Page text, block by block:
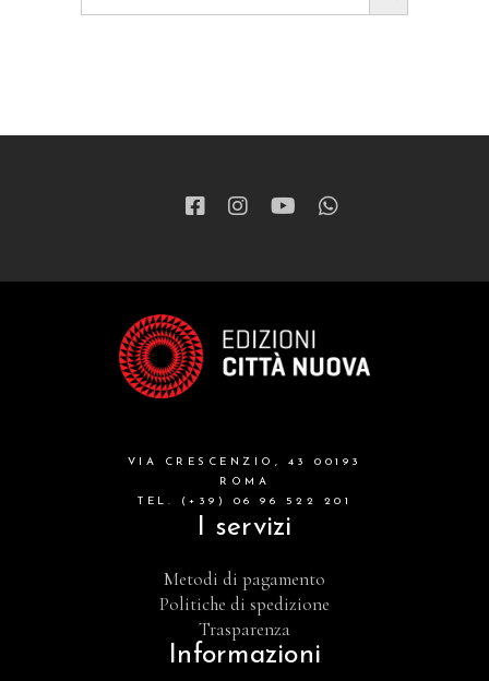
VIA CRESCENZIO, 43 00193
ROMA
TEL. (+39) 06 96 522 201
I servizi
Metodi di pagamento
Politiche di spedizione
Trasparenza
Informazioni